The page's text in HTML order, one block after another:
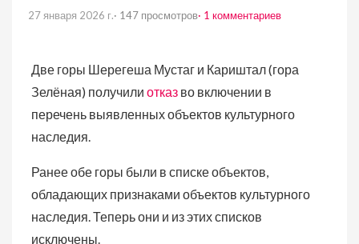
27 января 2026 г.· 147 просмотров· 1 комментариев
Две горы Шерегеша Мустаг и Кариштал (гора
Зелёная) получили отказ во включении в
перечень выявленных объектов культурного
наследия.
Ранее обе горы были в списке объектов,
обладающих признаками объектов культурного
наследия. Теперь они и из этих списков
исключены.